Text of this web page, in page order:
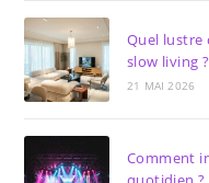
Quel lustre
slow living ?
21 MAI 2026
Comment